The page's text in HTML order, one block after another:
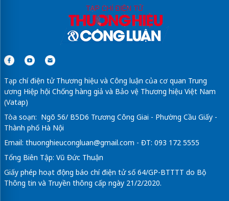
Tạp chí điện tử Thương hiệu và Công luận của cơ quan Trung
ương Hiệp hội Chống hàng giả và Bảo vệ Thương hiệu Việt Nam
(Vatap)
Tòa soạn: Ngõ 56/ B5D6 Trương Công Giai - Phường Cầu Giấy -
Thành phố Hà Nội
Email: thuonghieucongluan@gmail.com - ĐT: 093 172 5555
Tổng Biên Tập: Vũ Đức Thuận
Giấy phép hoạt động báo chí điện tử số 64/GP-BTTTT do Bộ
Thông tin và Truyền thông cấp ngày 21/2/2020.